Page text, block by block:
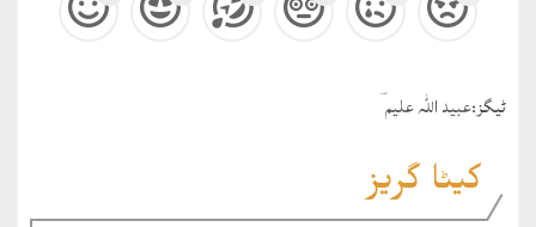
ٹيگز:عبید اللہ علیم ؔ
کیٹا گریز